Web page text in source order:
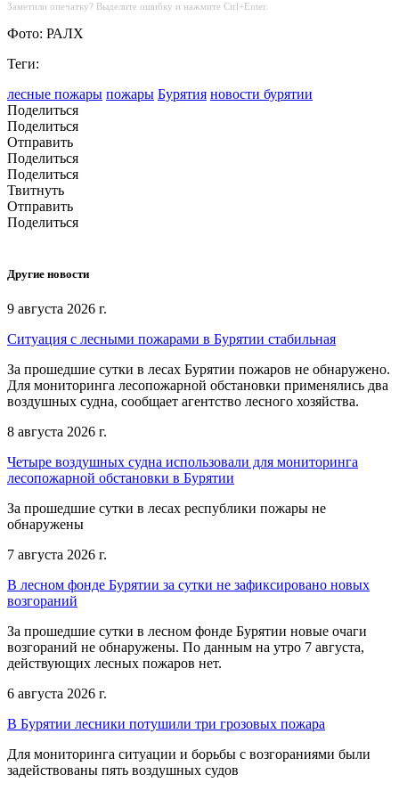
Заметили опечатку? Выделите ошибку и нажмите Ctrl+Enter.
Фото: РАЛХ
Теги:
лесные пожары пожары Бурятия новости бурятии
Поделиться
Поделиться
Отправить
Поделиться
Поделиться
Твитнуть
Отправить
Поделиться
Другие новости
9 августа 2026 г.
Ситуация с лесными пожарами в Бурятии стабильная
За прошедшие сутки в лесах Бурятии пожаров не обнаружено.
Для мониторинга лесопожарной обстановки применялись два
воздушных судна, сообщает агентство лесного хозяйства.
8 августа 2026 г.
Четыре воздушных судна использовали для мониторинга
лесопожарной обстановки в Бурятии
За прошедшие сутки в лесах республики пожары не
обнаружены
7 августа 2026 г.
В лесном фонде Бурятии за сутки не зафиксировано новых
возгораний
За прошедшие сутки в лесном фонде Бурятии новые очаги
возгораний не обнаружены. По данным на утро 7 августа,
действующих лесных пожаров нет.
6 августа 2026 г.
В Бурятии лесники потушили три грозовых пожара
Для мониторинга ситуации и борьбы с возгораниями были
задействованы пять воздушных судов